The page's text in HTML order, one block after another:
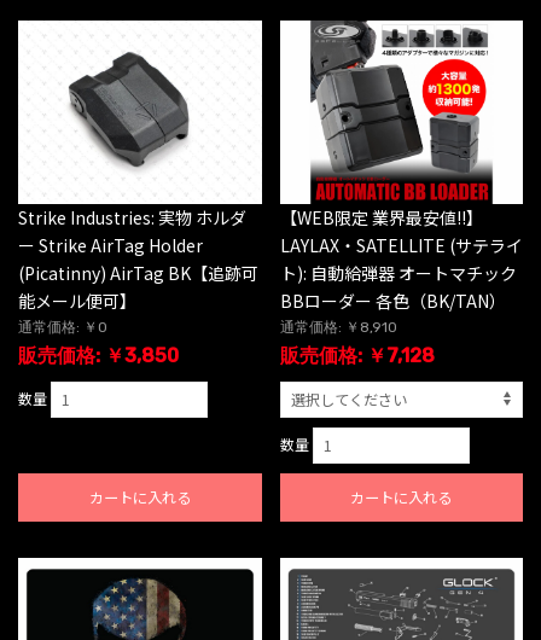
Strike Industries: 実物 ホルダ
ー Strike AirTag Holder
(Picatinny) AirTag BK【追跡可
能メール便可】
通常価格: ￥0
販売価格: ￥3,850
数量
カートに入れる
【WEB限定 業界最安値!!】
LAYLAX・SATELLITE (サテライ
ト): 自動給弾器 オートマチック
BBローダー 各色（BK/TAN）
通常価格: ￥8,910
販売価格: ￥7,128
数量
カートに入れる